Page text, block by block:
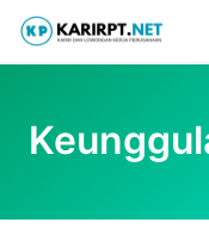
Skip
content